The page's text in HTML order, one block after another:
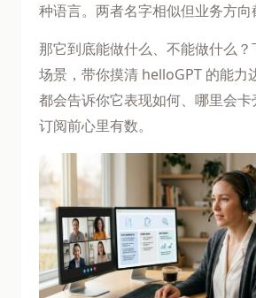
种语言。两者名字相似但业务方向
那它到底能做什么、不能做什么
场景，带你摸清 helloGPT 的能力
都会告诉你它表现如何、哪里会
订阅前心里有数。